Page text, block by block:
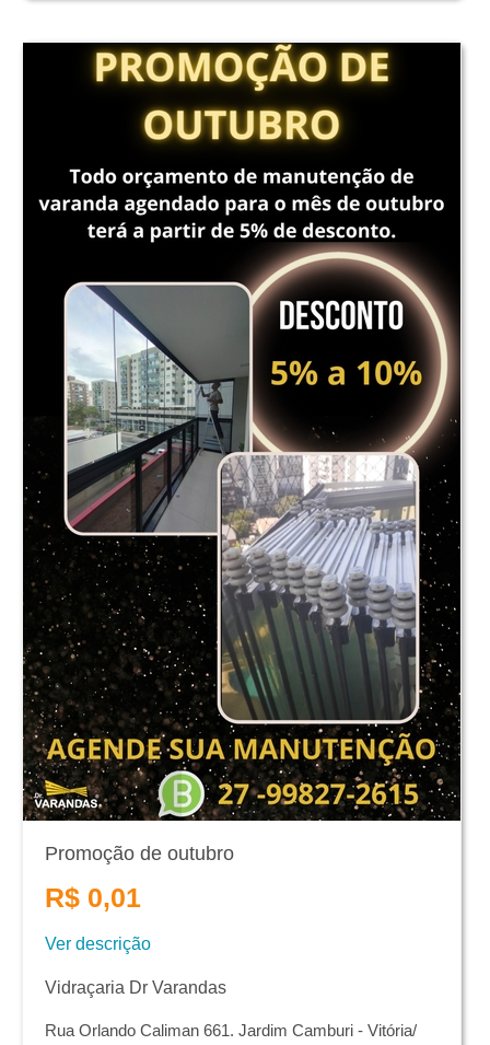
Promoção de outubro
R$ 0,01
Ver descrição
Vidraçaria Dr Varandas
Rua Orlando Caliman 661. Jardim Camburi - Vitória/